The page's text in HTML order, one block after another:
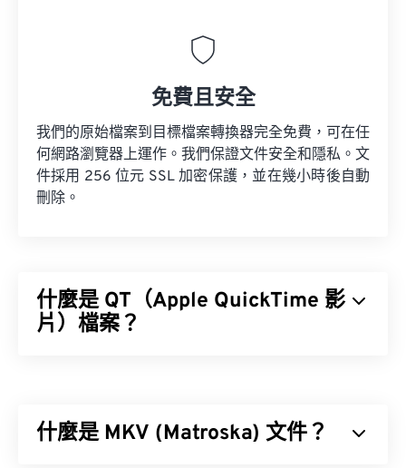
免費且安全
我們的原始檔案到目標檔案轉換器完全免費，可在任
何網路瀏覽器上運作。我們保證文件安全和隱私。文
件採用 256 位元 SSL 加密保護，並在幾小時後自動
刪除。
什麼是 QT（Apple QuickTime 影
片）檔案？
境 (VR)。 QT 是較舊的格式，而 MOV 則是較新的格
什麼是 MKV (Matroska) 文件？